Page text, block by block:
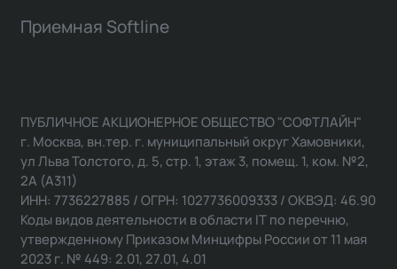
Приемная Softline
ПУБЛИЧНОЕ АКЦИОНЕРНОЕ ОБЩЕСТВО "СОФТЛАЙН"
г. Москва, вн.тер. г. муниципальный округ Хамовники,
ул Льва Толстого, д. 5, стр. 1, этаж 3, помещ. 1, ком. №2,
2А (А311)
ИНН: 7736227885 / ОГРН: 1027736009333 / ОКВЭД: 46.90
Коды видов деятельности в области IT по перечню,
утвержденному Приказом Минцифры России от 11 мая
2023 г. № 449: 2.01, 27.01, 4.01